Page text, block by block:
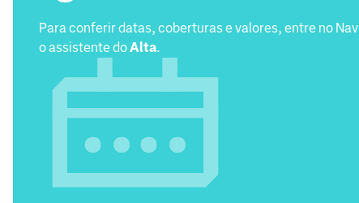
Para conferir datas, coberturas e valores, entre no
o assistente doAlta.